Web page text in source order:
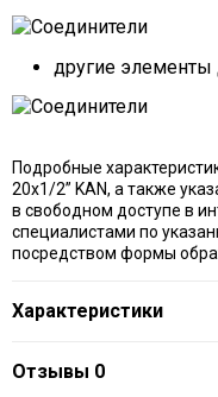
другие элементы
Подробные
20х1/2” KAN, а также
в свободном доступе в
специалистами по
посредством формы
Характеристики
Отзывы 0